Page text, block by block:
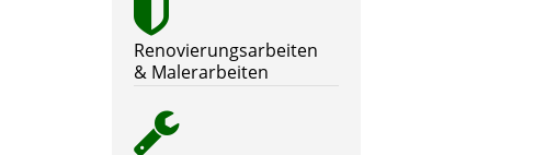
Renovierungsarbeiten
& Malerarbeiten